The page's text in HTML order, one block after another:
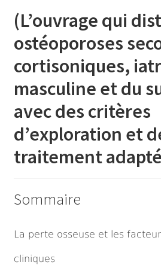
(L’ouvrage qui
ostéoporoses
cortisoniques,
masculine et du
avec des critères
d’exploration et
traitement
Sommaire
La perte osseuse et les
cliniques